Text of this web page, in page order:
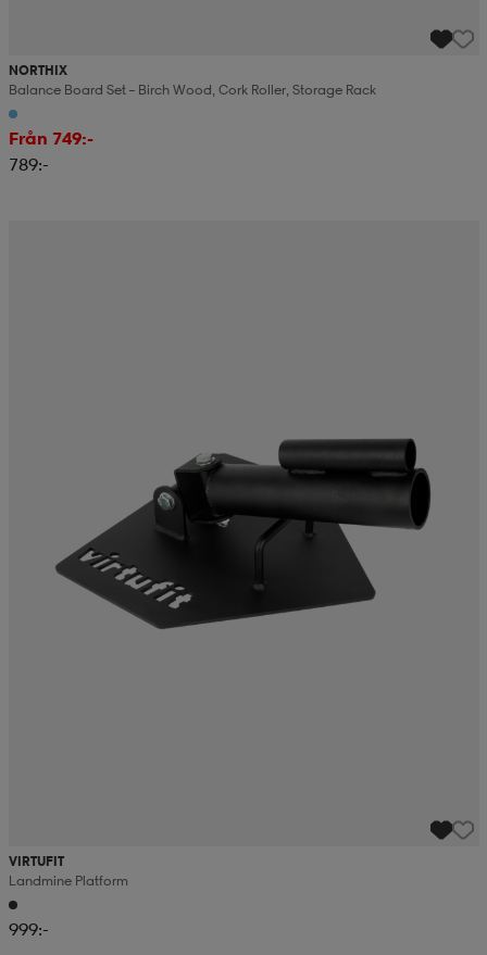
NORTHIX
Balance Board Set – Birch Wood, Cork Roller, Storage Rack
Från 749:-
789:-
VIRTUFIT
Landmine Platform
999:-